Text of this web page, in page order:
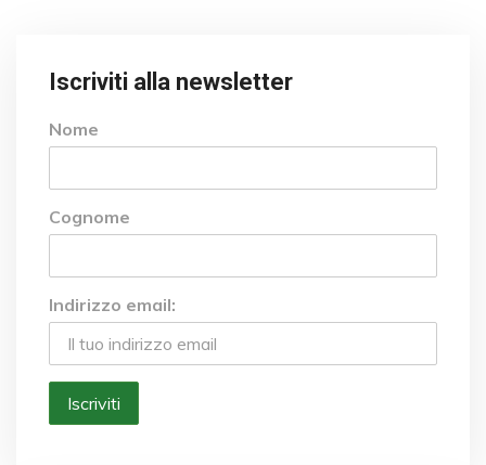
Iscriviti alla newsletter
Nome
Cognome
Indirizzo email: